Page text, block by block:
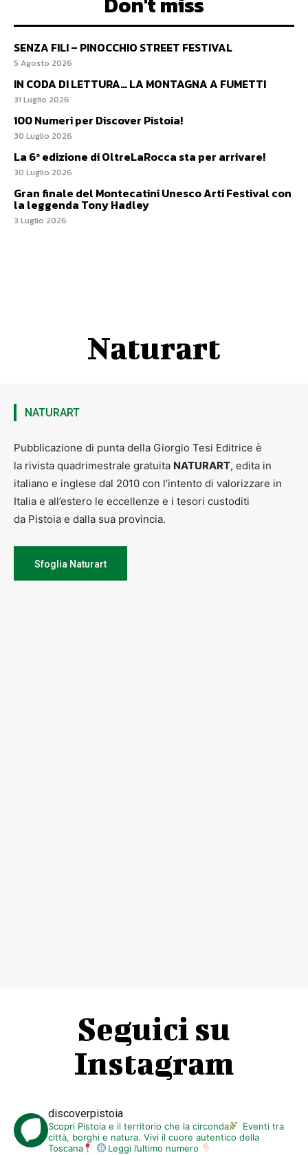
SENZA FILI – PINOCCHIO STREET FESTIVAL
5 Agosto 2026
IN CODA DI LETTURA… LA MONTAGNA A FUMETTI
31 Luglio 2026
100 Numeri per Discover Pistoia!
30 Luglio 2026
La 6ª edizione di OltreLaRocca sta per arrivare!
30 Luglio 2026
Gran finale del Montecatini Unesco Arti Festival con
la leggenda Tony Hadley
3 Luglio 2026
Naturart
NATURART
Pubblicazione di punta della Giorgio Tesi Editrice è
la rivista quadrimestrale gratuita NATURART, edita in
italiano e inglese dal 2010 con l’intento di valorizzare in
Italia e all’estero le eccellenze e i tesori custoditi
da Pistoia e dalla sua provincia.
Sfoglia Naturart
Seguici su
Instagram
discoverpistoia
Scopri Pistoia e il territorio che la circonda
Eventi tra
città, borghi e natura. Vivi il cuore autentico della
Toscana
Leggi l’ultimo numero